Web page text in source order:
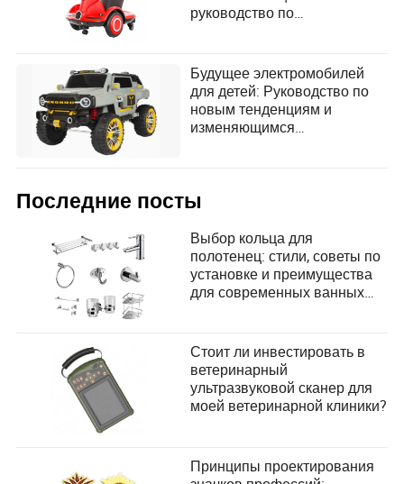
руководство по
безопасности,
увлекательности и
долговечности
Будущее электромобилей
для детей: Руководство по
новым тенденциям и
изменяющимся
пользователей в индустрии
Последние посты
Выбор кольца для
полотенец: стили, советы по
установке и преимущества
для современных ванных
Стоит ли инвестировать в
ветеринарный
ультразвуковой сканер для
моей ветеринарной клиники?
Принципы проектирования